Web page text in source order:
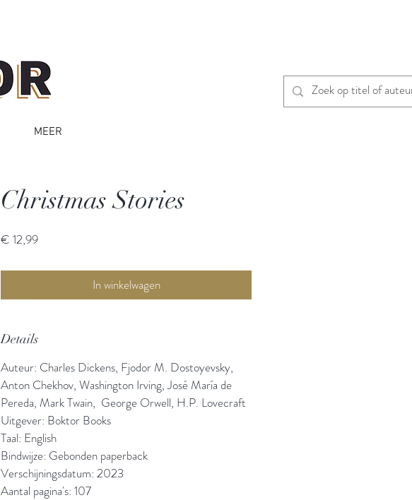
MEER
Christmas Stories
€ 12,99Prijs
In winkelwagen
Details
Auteur: Charles Dickens, Fjodor M. Dostoyevsky,
Anton Chekhov, Washington Irving, José María de
Pereda, Mark Twain, George Orwell, H.P. Lovecraft
Uitgever: Boktor Books
Taal: English
Bindwijze: Gebonden paperback
Verschijningsdatum: 2023
Aantal pagina's: 107